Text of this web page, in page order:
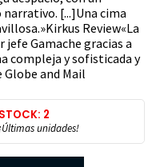
[...]Una cima
Review«La
Gamache gracias a
compleja y sofisticada y
Globe and Mail
STOCK: 2
¡Últimas unidades!